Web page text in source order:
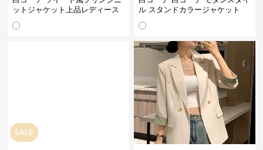
ットジャケット上品レディース
ル スタンドカラージャケット
SALE